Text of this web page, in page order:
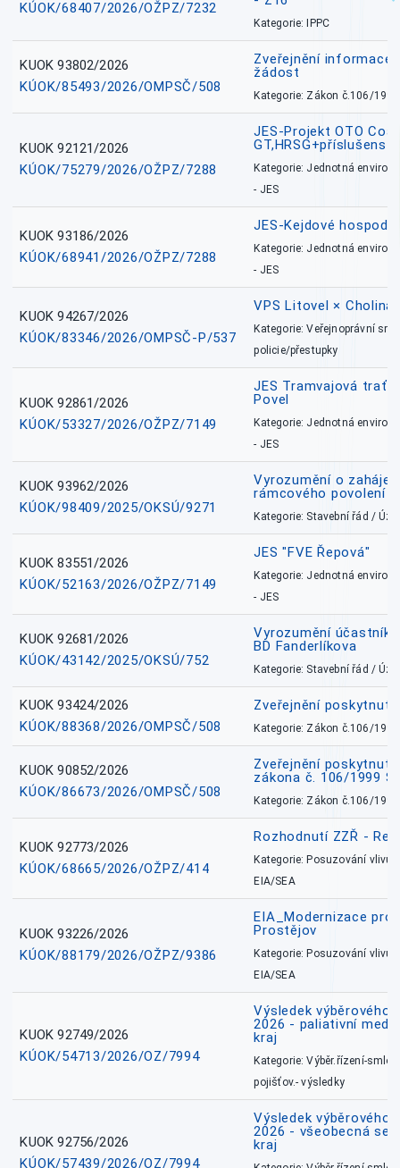
KÚOK/68407/2026/OŽPZ/7232
Kategorie: IPPC
KUOK 93802/2026
KÚOK/85493/2026/OMPSČ/508
Zveřejnění informace
žádost
Kategorie: Zákon č.106/1999
KUOK 92121/2026
KÚOK/75279/2026/OŽPZ/7288
JES-Projekt OTO
Kategorie: Jednotná
- JES
KUOK 93186/2026
KÚOK/68941/2026/OŽPZ/7288
JES-Kejdové
Kategorie: Jednotná
- JES
KUOK 94267/2026
KÚOK/83346/2026/OMPSČ-P/537
VPS Litovel ×
Kategorie: Veřejnoprávní
policie/přestupky
KUOK 92861/2026
KÚOK/53327/2026/OŽPZ/7149
JES Tramvajová trať
Povel
Kategorie: Jednotná
- JES
KUOK 93962/2026
KÚOK/98409/2025/OKSÚ/9271
Vyrozumění o
rámcového povolení
Kategorie: Stavební řád /
KUOK 83551/2026
KÚOK/52163/2026/OŽPZ/7149
JES "FVE Řepová"
Kategorie: Jednotná
- JES
KUOK 92681/2026
KÚOK/43142/2025/OKSÚ/752
Vyrozumění
BD Fanderlíkova
Kategorie: Stavební řád /
KUOK 93424/2026
KÚOK/88368/2026/OMPSČ/508
Zveřejnění
Kategorie: Zákon č.106/1999
KUOK 90852/2026
KÚOK/86673/2026/OMPSČ/508
Zveřejnění
zákona č. 106/1999
Kategorie: Zákon č.106/1999
KUOK 92773/2026
KÚOK/68665/2026/OŽPZ/414
Rozhodnutí ZZŘ -
Kategorie: Posuzování vlivů
EIA/SEA
KUOK 93226/2026
KÚOK/88179/2026/OŽPZ/9386
EIA_Modernizace
Prostějov
Kategorie: Posuzování vlivů
EIA/SEA
KUOK 92749/2026
KÚOK/54713/2026/OZ/7994
Výsledek výběrového
2026 - paliativní
kraj
Kategorie: Výběr.řízení-
pojišťov.- výsledky
KUOK 92756/2026
KÚOK/57439/2026/OZ/7994
Výsledek výběrového
2026 - všeobecná
kraj